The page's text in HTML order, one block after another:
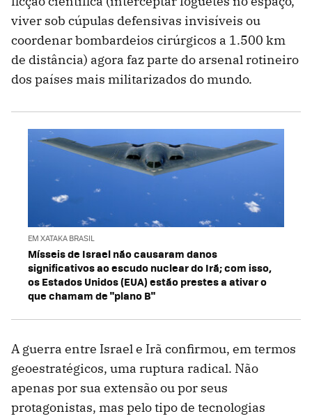
viver sob cúpulas defensivas invisíveis ou
coordenar bombardeios cirúrgicos a 1.500 km
de distância) agora faz parte do arsenal rotineiro
dos países mais militarizados do mundo.
EM XATAKA BRASIL
Mísseis de Israel não causaram danos
significativos ao escudo nuclear do Irã; com isso,
os Estados Unidos (EUA) estão prestes a ativar o
que chamam de "plano B"
A guerra entre Israel e Irã confirmou, em termos
geoestratégicos, uma ruptura radical. Não
apenas por sua extensão ou por seus
protagonistas, mas pelo tipo de tecnologias